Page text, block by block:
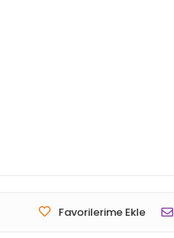
Favorilerime Ekle